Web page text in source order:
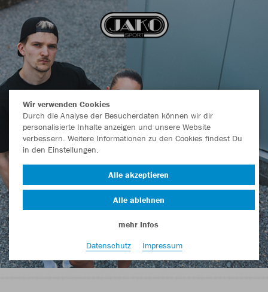
Wir verwenden Cookies
Durch die Analyse der Besucherdaten können wir dir
personalisierte Inhalte anzeigen und unsere Website
verbessern. Weitere Informationen zu den Cookies findest Du
in den Einstellungen.
Alle akzeptieren
Alle ablehnen
mehr Infos
Datenschutz
Impressum